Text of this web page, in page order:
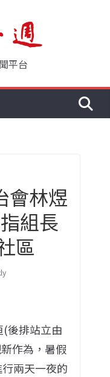
平台
會林煜
組長
區
後排站立由
作為，暑假
兩天一夜的